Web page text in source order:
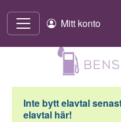
Mitt konto
Inte bytt elavtal
elavtal här!